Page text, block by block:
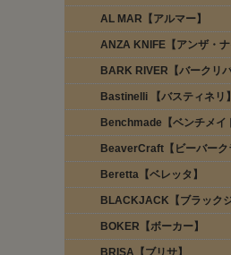
AL MAR【アルマー】
ANZA KNIFE【アンザ・ナ
BARK RIVER【バークリバ
Bastinelli 【バスティネリ】
Benchmade【ベンチメイ
BeaverCraft【ビーバーク
Beretta【ベレッタ】
BLACKJACK【ブラックジ
BOKER【ボーカー】
BRISA【ブリサ】